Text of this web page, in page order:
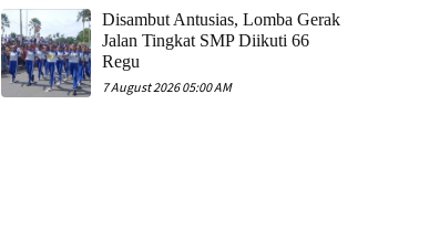
Disambut Antusias, Lomba Gerak
Jalan Tingkat SMP Diikuti 66
Regu
7 August 2026 05:00 AM